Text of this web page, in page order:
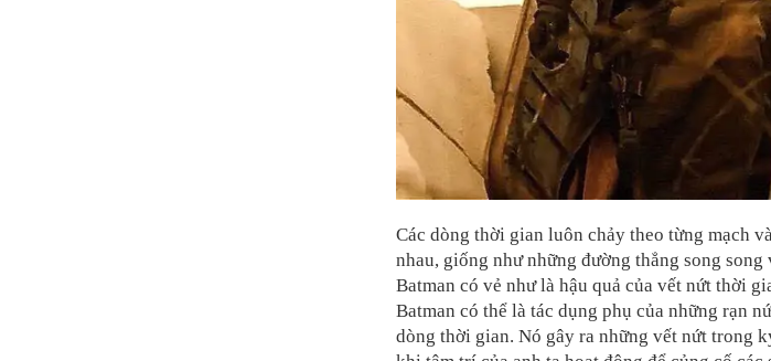
Các dòng thời gian luôn chảy theo từng mạch
nhau, giống như những đường thẳng song song
Batman có vẻ như là hậu quả của vết nứt thời
Batman có thể là tác dụng phụ của những rạn
dòng thời gian. Nó gây ra những vết nứt trong